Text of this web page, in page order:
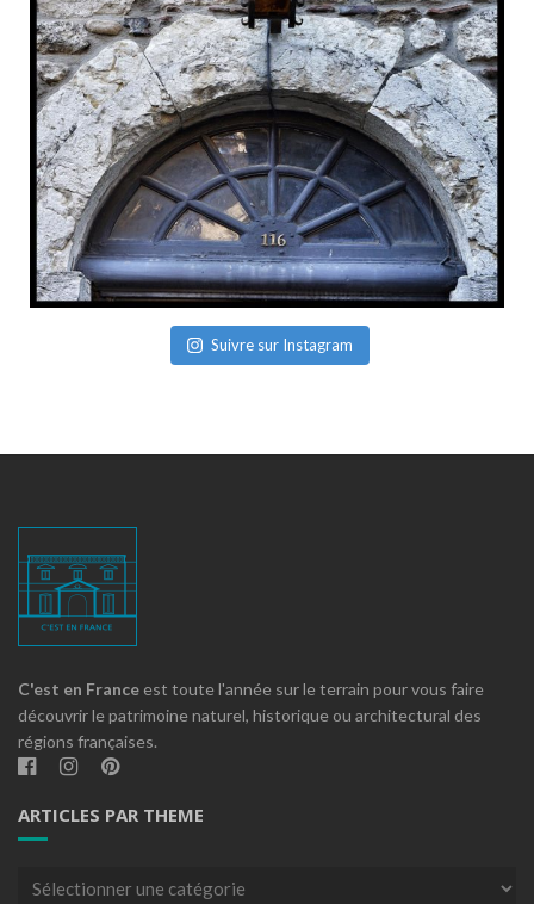
Suivre sur Instagram
C'est en France est toute l'année sur le terrain pour vous faire
découvrir le patrimoine naturel, historique ou architectural des
régions françaises.
ARTICLES PAR THEME
Articles